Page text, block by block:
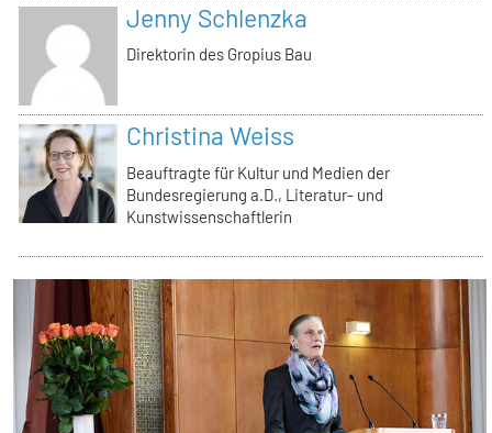
Jenny Schlenzka
Direktorin des Gropius Bau
Christina Weiss
Beauftragte für Kultur und Medien der
Bundesregierung a.D., Literatur- und
Kunstwissenschaftlerin